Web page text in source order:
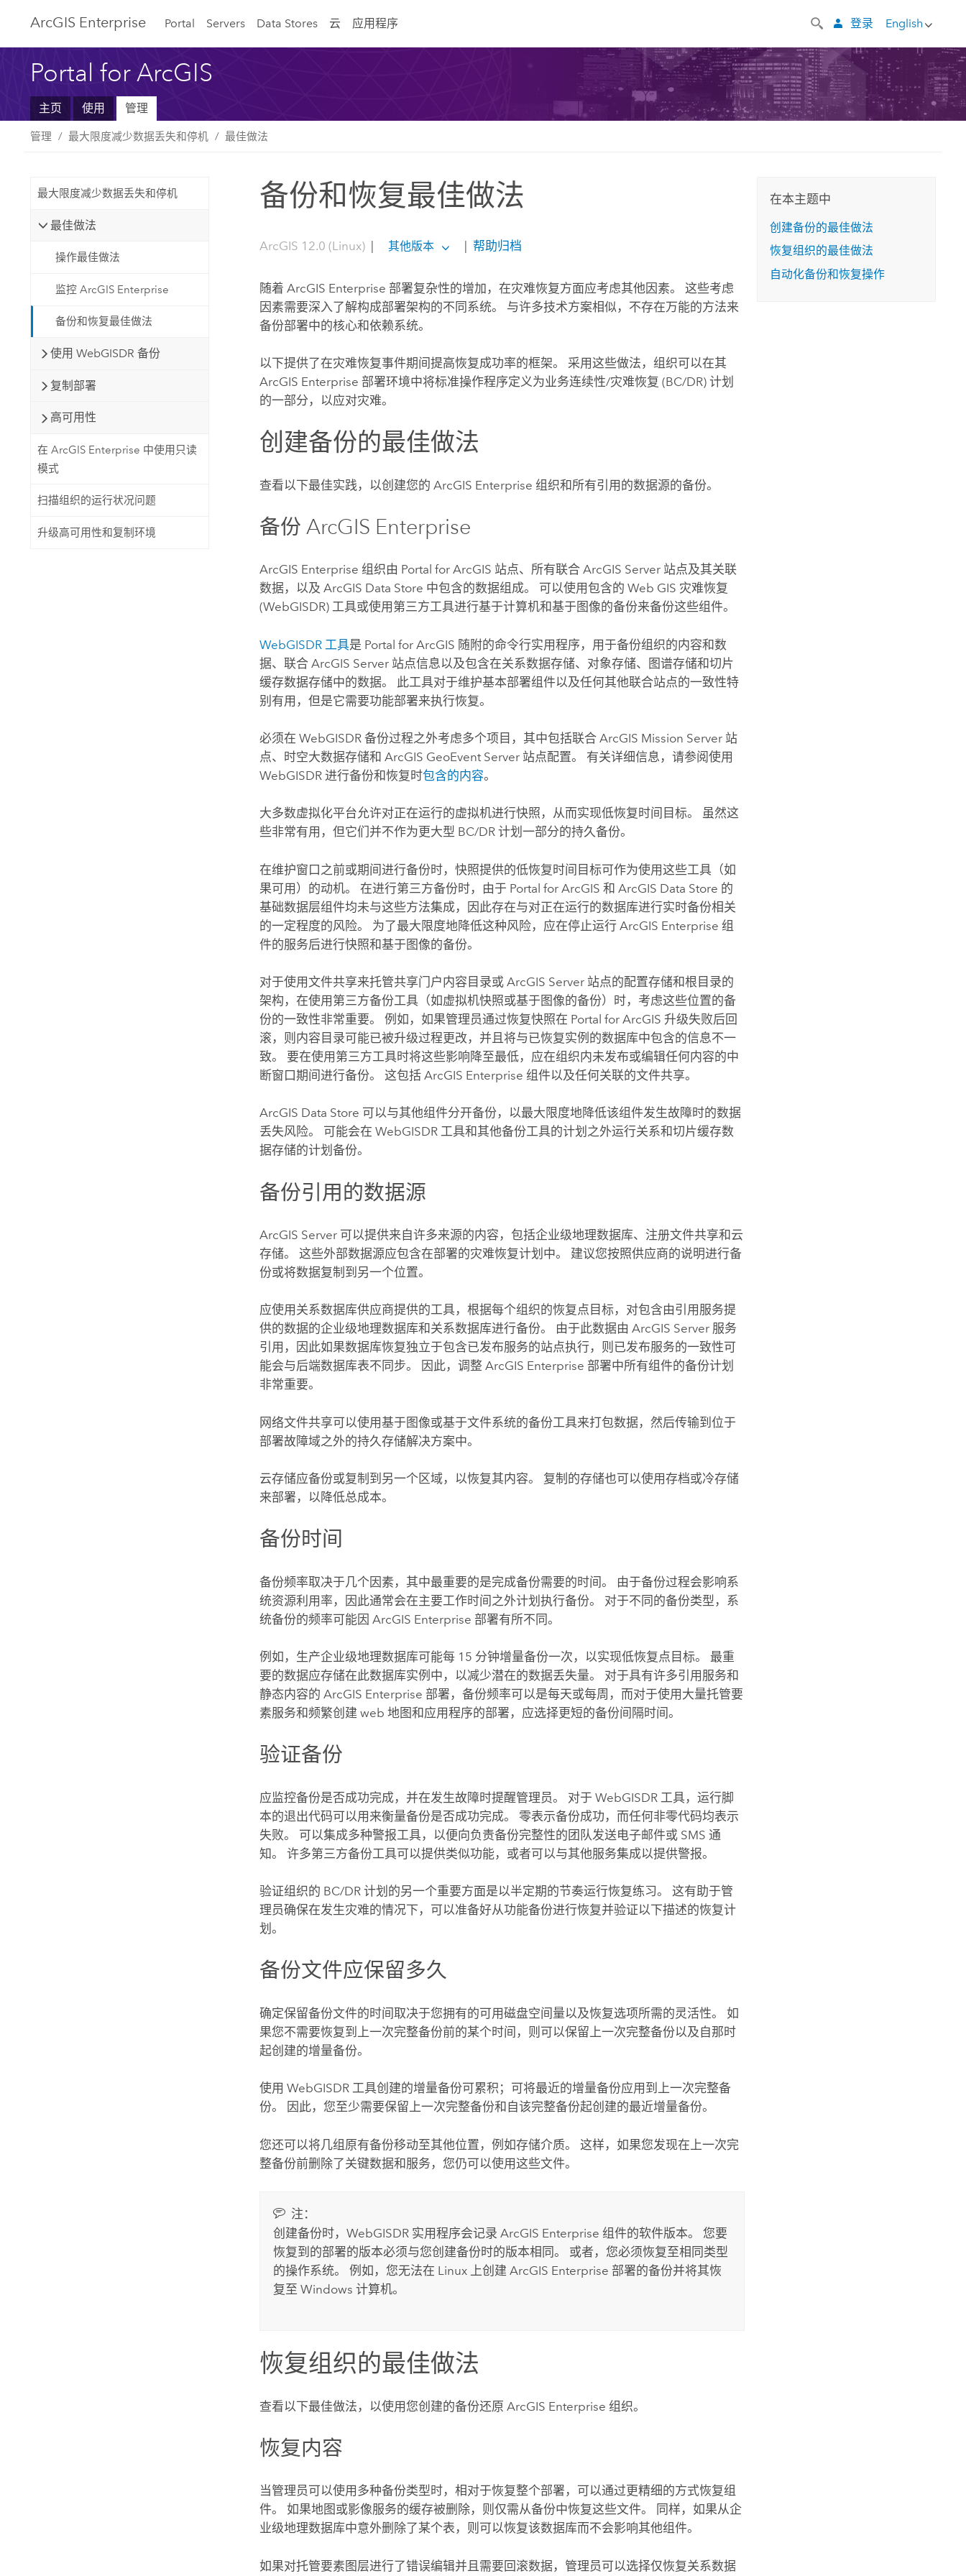
ArcGIS Enterprise Portal Servers Data Stores 云 应用程序 English
登录
Portal for ArcGIS
主页 使用 管理
管理 最大限度减少数据丢失和停机 最佳做法
最大限度减少数据丢失和停机
最佳做法
操作最佳做法
监控 ArcGIS Enterprise
备份和恢复最佳做法
使用 WebGISDR 备份
复制部署
高可用性
在 ArcGIS Enterprise 中使用只读
模式
扫描组织的运行状况问题
升级高可用性和复制环境
备份和恢复最佳做法
ArcGIS 12.0 (Linux) | 其他版本 | 帮助归档
随着ArcGIS Enterprise 部署复杂性的增加，在灾难恢复方面应考虑其他因素。 这些考虑
因素需要深入了解构成部署架构的不同系统。 与许多技术方案相似，不存在万能的方法来
备份部署中的核心和依赖系统。
以下提供了在灾难恢复事件期间提高恢复成功率的框架。 采用这些做法，组织可以在其
ArcGIS Enterprise 部署环境中将标准操作程序定义为业务连续性/灾难恢复 (BC/DR) 计划
的一部分，以应对灾难。
创建备份的最佳做法
查看以下最佳实践，以创建您的ArcGIS Enterprise 组织和所有引用的数据源的备份。
备份ArcGIS Enterprise
ArcGIS Enterprise 组织由 Portal for ArcGIS 站点、所有联合ArcGIS Server 站点及其关联
数据，以及ArcGIS Data Store 中包含的数据组成。 可以使用包含的 Web GIS 灾难恢复
(WebGISDR) 工具或使用第三方工具进行基于计算机和基于图像的备份来备份这些组件。
WebGISDR 工具是 Portal for ArcGIS 随附的命令行实用程序，用于备份组织的内容和数
据、联合ArcGIS Server 站点信息以及包含在关系数据存储、对象存储、图谱存储和切片
缓存数据存储中的数据。 此工具对于维护基本部署组件以及任何其他联合站点的一致性特
别有用，但是它需要功能部署来执行恢复。
必须在 WebGISDR 备份过程之外考虑多个项目，其中包括联合ArcGIS Mission Server 站
点、时空大数据存储和ArcGIS GeoEvent Server 站点配置。 有关详细信息，请参阅使用
WebGISDR 进行备份和恢复时包含的内容。
大多数虚拟化平台允许对正在运行的虚拟机进行快照，从而实现低恢复时间目标。 虽然这
些非常有用，但它们并不作为更大型 BC/DR 计划一部分的持久备份。
在维护窗口之前或期间进行备份时，快照提供的低恢复时间目标可作为使用这些工具（如
果可用）的动机。 在进行第三方备份时，由于 Portal for ArcGIS 和ArcGIS Data Store 的
基础数据层组件均未与这些方法集成，因此存在与对正在运行的数据库进行实时备份相关
的一定程度的风险。 为了最大限度地降低这种风险，应在停止运行ArcGIS Enterprise 组
件的服务后进行快照和基于图像的备份。
对于使用文件共享来托管共享门户内容目录或ArcGIS Server 站点的配置存储和根目录的
架构，在使用第三方备份工具（如虚拟机快照或基于图像的备份）时，考虑这些位置的备
份的一致性非常重要。 例如，如果管理员通过恢复快照在 Portal for ArcGIS 升级失败后回
滚，则内容目录可能已被升级过程更改，并且将与已恢复实例的数据库中包含的信息不一
致。 要在使用第三方工具时将这些影响降至最低，应在组织内未发布或编辑任何内容的中
断窗口期间进行备份。 这包括ArcGIS Enterprise 组件以及任何关联的文件共享。
ArcGIS Data Store 可以与其他组件分开备份，以最大限度地降低该组件发生故障时的数据
丢失风险。 可能会在 WebGISDR 工具和其他备份工具的计划之外运行关系和切片缓存数
据存储的计划备份。
备份引用的数据源
ArcGIS Server 可以提供来自许多来源的内容，包括企业级地理数据库、注册文件共享和云
存储。 这些外部数据源应包含在部署的灾难恢复计划中。 建议您按照供应商的说明进行备
份或将数据复制到另一个位置。
应使用关系数据库供应商提供的工具，根据每个组织的恢复点目标，对包含由引用服务提
供的数据的企业级地理数据库和关系数据库进行备份。 由于此数据由ArcGIS Server 服务
引用，因此如果数据库恢复独立于包含已发布服务的站点执行，则已发布服务的一致性可
能会与后端数据库表不同步。 因此，调整ArcGIS Enterprise 部署中所有组件的备份计划
非常重要。
网络文件共享可以使用基于图像或基于文件系统的备份工具来打包数据，然后传输到位于
部署故障域之外的持久存储解决方案中。
云存储应备份或复制到另一个区域，以恢复其内容。 复制的存储也可以使用存档或冷存储
来部署，以降低总成本。
备份时间
备份频率取决于几个因素，其中最重要的是完成备份需要的时间。 由于备份过程会影响系
统资源利用率，因此通常会在主要工作时间之外计划执行备份。 对于不同的备份类型，系
统备份的频率可能因ArcGIS Enterprise 部署有所不同。
例如，生产企业级地理数据库可能每 15 分钟增量备份一次，以实现低恢复点目标。 最重
要的数据应存储在此数据库实例中，以减少潜在的数据丢失量。 对于具有许多引用服务和
静态内容的ArcGIS Enterprise 部署，备份频率可以是每天或每周，而对于使用大量托管要
素服务和频繁创建 web 地图和应用程序的部署，应选择更短的备份间隔时间。
验证备份
应监控备份是否成功完成，并在发生故障时提醒管理员。 对于 WebGISDR 工具，运行脚
本的退出代码可以用来衡量备份是否成功完成。 零表示备份成功，而任何非零代码均表示
失败。 可以集成多种警报工具，以便向负责备份完整性的团队发送电子邮件或 SMS 通
知。 许多第三方备份工具可以提供类似功能，或者可以与其他服务集成以提供警报。
验证组织的 BC/DR 计划的另一个重要方面是以半定期的节奏运行恢复练习。 这有助于管
理员确保在发生灾难的情况下，可以准备好从功能备份进行恢复并验证以下描述的恢复计
划。
备份文件应保留多久
确定保留备份文件的时间取决于您拥有的可用磁盘空间量以及恢复选项所需的灵活性。 如
果您不需要恢复到上一次完整备份前的某个时间，则可以保留上一次完整备份以及自那时
起创建的增量备份。
使用 WebGISDR 工具创建的增量备份可累积；可将最近的增量备份应用到上一次完整备
份。 因此，您至少需要保留上一次完整备份和自该完整备份起创建的最近增量备份。
您还可以将几组原有备份移动至其他位置，例如存储介质。 这样，如果您发现在上一次完
整备份前删除了关键数据和服务，您仍可以使用这些文件。
注：
创建备份时，WebGISDR 实用程序会记录 ArcGIS Enterprise 组件的软件版本。 您要
恢复到的部署的版本必须与您创建备份时的版本相同。 或者，您必须恢复至相同类型
的操作系统。 例如，您无法在 Linux上创建 ArcGIS Enterprise 部署的备份并将其恢
复至 Windows 计算机。
恢复组织的最佳做法
查看以下最佳做法，以使用您创建的备份还原ArcGIS Enterprise 组织。
恢复内容
当管理员可以使用多种备份类型时，相对于恢复整个部署，可以通过更精细的方式恢复组
件。 如果地图或影像服务的缓存被删除，则仅需从备份中恢复这些文件。 同样，如果从企
业级地理数据库中意外删除了某个表，则可以恢复该数据库而不会影响其他组件。
如果对托管要素图层进行了错误编辑并且需要回滚数据，管理员可以选择仅恢复关系数据
在本主题中
创建备份的最佳做法
恢复组织的最佳做法
自动化备份和恢复操作